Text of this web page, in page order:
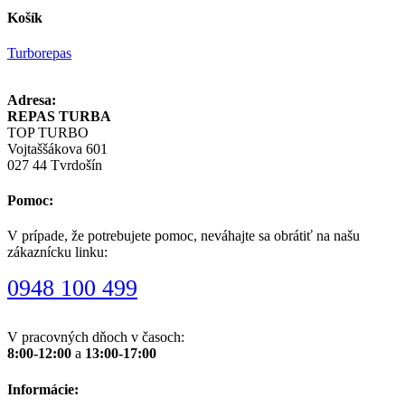
Košík
Turborepas
Adresa:
REPAS TURBA
TOP TURBO
Vojtaššákova 601
027 44 Tvrdošín
Pomoc:
V prípade, že potrebujete pomoc, neváhajte sa obrátiť na našu
zákaznícku linku:
0948 100 499
V pracovných dňoch v časoch:
8:00-12:00 a 13:00-17:00
Informácie: